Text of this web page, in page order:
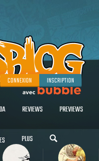
CONNEXION INSCRIPTION
REVIEWS PREVIEWS
PLUS